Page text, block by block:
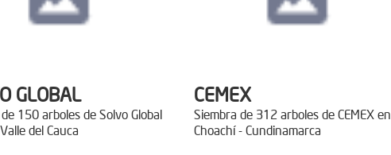
GLOBAL
150 arboles de Solvo Global
del Cauca
CEMEX
Siembra de 312 arboles de CEMEX en
Choachí - Cundinamarca